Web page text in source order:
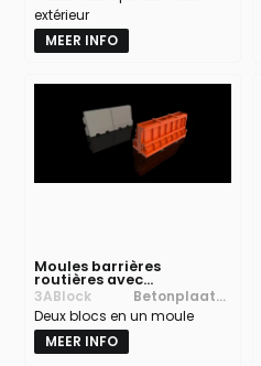
extérieur
MEER INFO
Moules barrières
routières avec
séparateur
3ABlock
Betonplaat
mallen
Deux blocs en un moule
MEER INFO